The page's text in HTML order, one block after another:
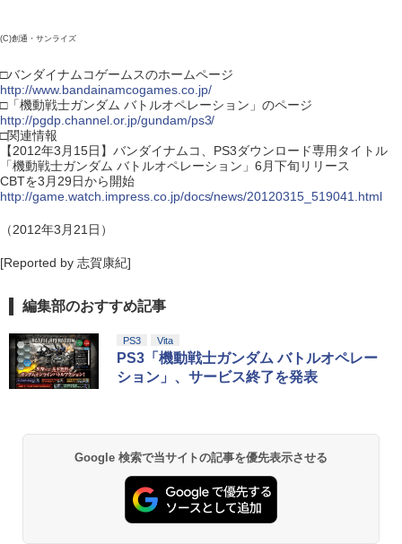
(C)創通・サンライズ
□バンダイナムコゲームスのホームページ
http://www.bandainamcogames.co.jp/
□「機動戦士ガンダム バトルオペレーション」のページ
http://pgdp.channel.or.jp/gundam/ps3/
□関連情報
【2012年3月15日】バンダイナムコ、PS3ダウンロード専用タイトル
「機動戦士ガンダム バトルオペレーション」6月下旬リリース
CBTを3月29日から開始
http://game.watch.impress.co.jp/docs/news/20120315_519041.html
（2012年3月21日）
[Reported by 志賀康紀]
編集部のおすすめ記事
PS3 Vita
PS3「機動戦士ガンダム バトルオペレー
ション」、サービス終了を発表
Google 検索で当サイトの記事を優先表示させる